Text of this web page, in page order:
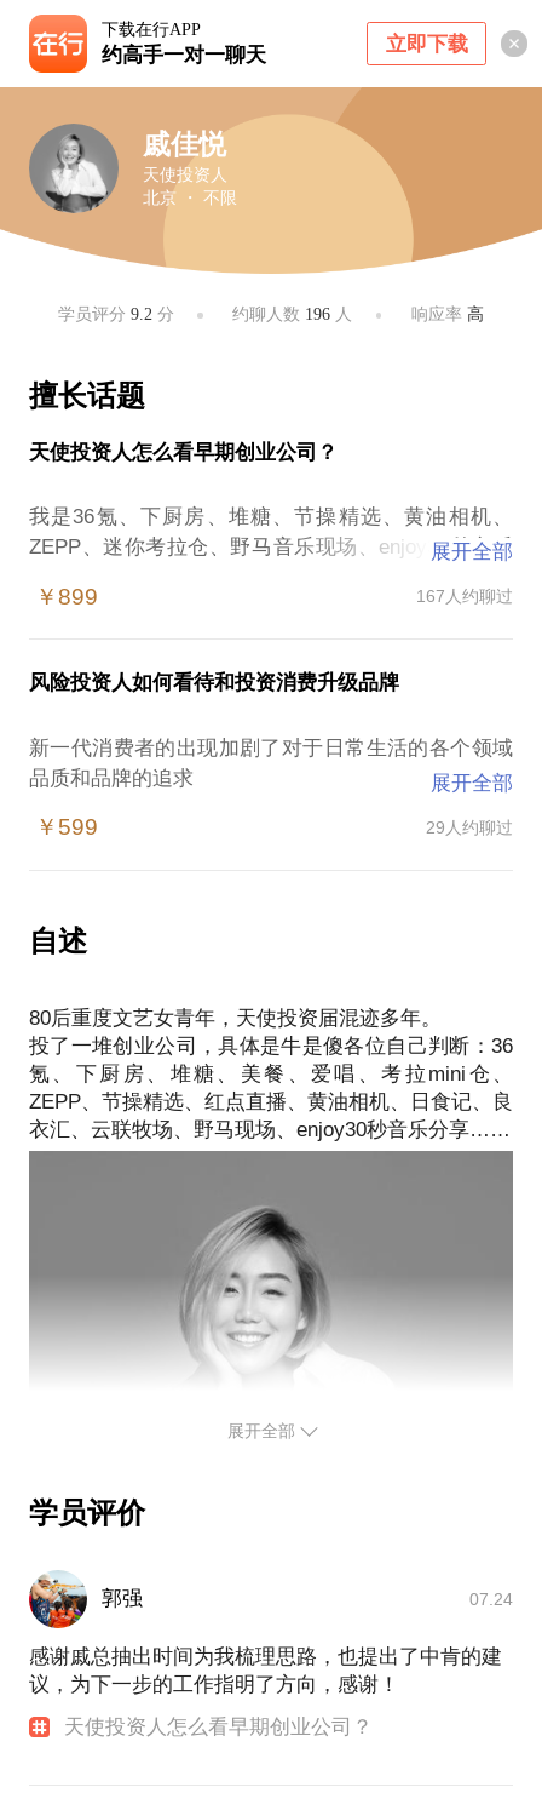
下载在行APP
约高手一对一聊天 立即下载
戚佳悦
天使投资人
北京 ・ 不限
学员评分9.2 分 约聊人数 196 人 响应率 高
擅长话题
天使投资人怎么看早期创业公司？
我是36氪、下厨房、堆糖、节操精选、黄油相机、
ZEPP、迷你考拉仓、野马音乐现场、enjoy30秒音乐
联牧场、快方送药等项目的天使投资人。
互联网/移动互联网早期创业方向和团队组建；
早期创业如何拿天使投资；
展开全部
￥899 167人约聊过
风险投资人如何看待和投资消费升级品牌
新一代消费者的出现加剧了对于日常生活的各个领域
品质和品牌的追求
连锁品牌创始人容易遭遇：
线上销量没做透就盲目做线下；
只懂卖货不知道品牌影响力塑造。
ZEPP、迷你考拉仓、野马音乐现场、enjoy30秒音乐
分享、红点直播、发现周末、良衣汇、OG聚流行、云
联牧场、快方送药、超能小黑、AnyShopStyle等项目
的天使投资人
我愿意与你分享的内容包括：
展开全部
￥599 29人约聊过
自述
80后重度文艺女青年，天使投资届混迹多年。
投了一堆创业公司，具体是牛是傻各位自己判断：36
氪、下厨房、堆糖、美餐、爱唱、考拉mini仓、
ZEPP、节操精选、红点直播、黄油相机、日食记、良
展开全部
学员评价
郭强 07.24
感谢戚总抽出时间为我梳理思路，也提出了中肯的建
议，为下一步的工作指明了方向，感谢！
天使投资人怎么看早期创业公司？